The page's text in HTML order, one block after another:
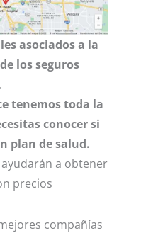
asociados a la
los seguros
.
tenemos toda la
conocer si
plan de salud.
a obtener
precios
compañías